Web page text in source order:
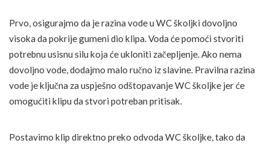
Prvo, osigurajmo da je razina vode u WC školjki dovoljno
visoka da pokrije gumeni dio klipa. Voda će pomoći stvoriti
potrebnu usisnu silu koja će ukloniti začepljenje. Ako nema
dovoljno vode, dodajmo malo ručno iz slavine. Pravilna razina
vode je ključna za uspješno odštopavanje WC školjke jer će
omogućiti klipu da stvori potreban pritisak.
Postavimo klip direktno preko odvoda WC školjke, tako da